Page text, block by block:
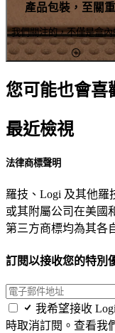
產品包裝，至關
我們關注的，不僅是盒內
您可能也會喜
最近檢視
法律商標聲明
羅技、Logi 及其他羅
或其附屬公司在美國
第三方商標均為其各
訂閱以接收您的特別
我希望接收
時取消訂閱。查看我